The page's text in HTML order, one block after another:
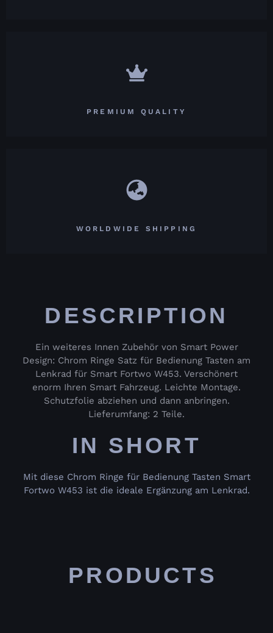
PREMIUM QUALITY
WORLDWIDE SHIPPING
DESCRIPTION
Ein weiteres Innen Zubehör von Smart Power
Design: Chrom Ringe Satz für Bedienung Tasten am
Lenkrad für Smart Fortwo W453. Verschönert
enorm Ihren Smart Fahrzeug. Leichte Montage.
Schutzfolie abziehen und dann anbringen.
Lieferumfang: 2 Teile.
IN SHORT
Mit diese Chrom Ringe für Bedienung Tasten Smart
Fortwo W453 ist die ideale Ergänzung am Lenkrad.
PRODUCTS